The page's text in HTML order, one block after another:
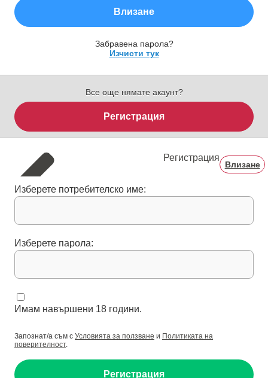
Влизане
Забравена парола?
Изчисти тук
Все още нямате акаунт?
Регистрация
Регистрация
Влизане
Изберете потребителско име:
Изберете парола:
Имам навършени 18 години.
Запознат/а съм с Условията за ползване и Политиката на
поверителност.
Регистрация